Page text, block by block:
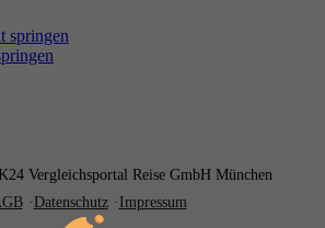
springen
Vergleichsportal Reise GmbH München
Datenschutz Impressum